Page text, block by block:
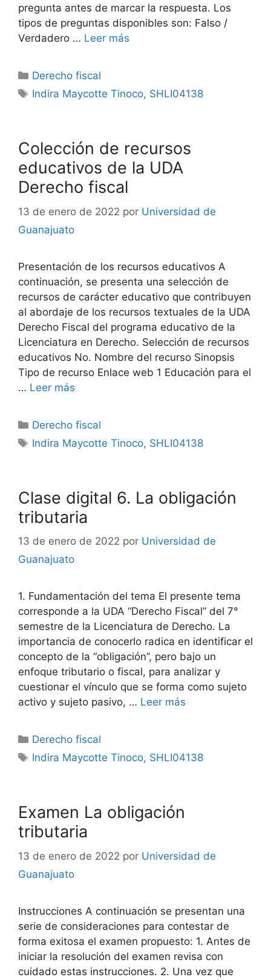
pregunta antes de marcar la respuesta. Los
tipos de preguntas disponibles son: Falso /
Verdadero … Leer más
Categorías
Derecho fiscal
Etiquetas
Indira Maycotte Tinoco, SHLI04138
Colección de recursos
educativos de la UDA
Derecho fiscal
13 de enero de 2022 por Universidad de
Guanajuato
Presentación de los recursos educativos A
continuación, se presenta una selección de
recursos de carácter educativo que contribuyen
al abordaje de los recursos textuales de la UDA
Derecho Fiscal del programa educativo de la
Licenciatura en Derecho. Selección de recursos
educativos No. Nombre del recurso Sinopsis
Tipo de recurso Enlace web 1 Educación para el
… Leer más
Categorías
Derecho fiscal
Etiquetas
Indira Maycotte Tinoco, SHLI04138
Clase digital 6. La obligación
tributaria
13 de enero de 2022 por Universidad de
Guanajuato
1. Fundamentación del tema El presente tema
corresponde a la UDA “Derecho Fiscal” del 7°
semestre de la Licenciatura de Derecho. La
importancia de conocerlo radica en identificar el
concepto de la “obligación”, pero bajo un
enfoque tributario o fiscal, para analizar y
cuestionar el vínculo que se forma como sujeto
activo y sujeto pasivo, … Leer más
Categorías
Derecho fiscal
Etiquetas
Indira Maycotte Tinoco, SHLI04138
Examen La obligación
tributaria
13 de enero de 2022 por Universidad de
Guanajuato
Instrucciones A continuación se presentan una
serie de consideraciones para contestar de
forma exitosa el examen propuesto: 1. Antes de
iniciar la resolución del examen revisa con
cuidado estas instrucciones. 2. Una vez que